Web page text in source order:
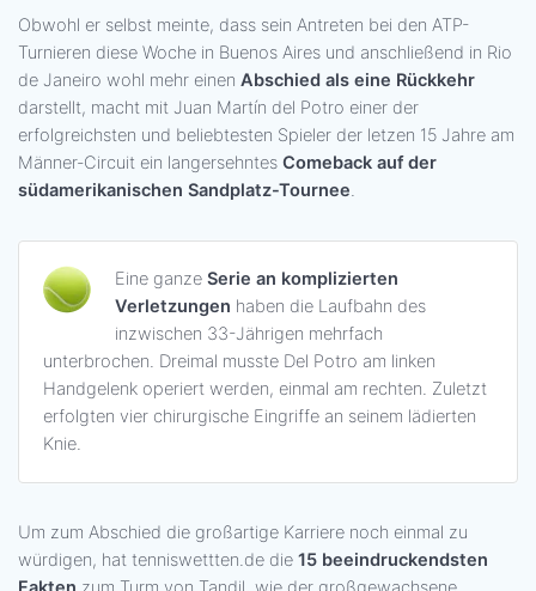
Obwohl er selbst meinte, dass sein Antreten bei den ATP-
Turnieren diese Woche in Buenos Aires und anschließend in Rio
de Janeiro wohl mehr einen Abschied als eine Rückkehr
darstellt, macht mit Juan Martín del Potro einer der
erfolgreichsten und beliebtesten Spieler der letzen 15 Jahre am
Männer-Circuit ein langersehntes Comeback auf der
südamerikanischen Sandplatz-Tournee.
Eine ganze Serie an komplizierten
Verletzungen haben die Laufbahn des
inzwischen 33-Jährigen mehrfach
unterbrochen. Dreimal musste Del Potro am linken
Handgelenk operiert werden, einmal am rechten. Zuletzt
erfolgten vier chirurgische Eingriffe an seinem lädierten
Knie.
Um zum Abschied die großartige Karriere noch einmal zu
würdigen, hat tenniswettten.de die 15 beeindruckendsten